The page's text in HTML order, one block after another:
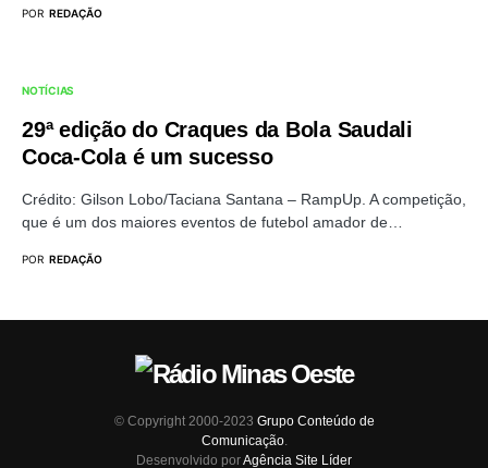
POR REDAÇÃO
NOTÍCIAS
29ª edição do Craques da Bola Saudali
Coca-Cola é um sucesso
Crédito: Gilson Lobo/Taciana Santana – RampUp. A competição,
que é um dos maiores eventos de futebol amador de…
POR REDAÇÃO
© Copyright 2000-2023 Grupo Conteúdo de
Comunicação.
Desenvolvido porAgência Site Líder